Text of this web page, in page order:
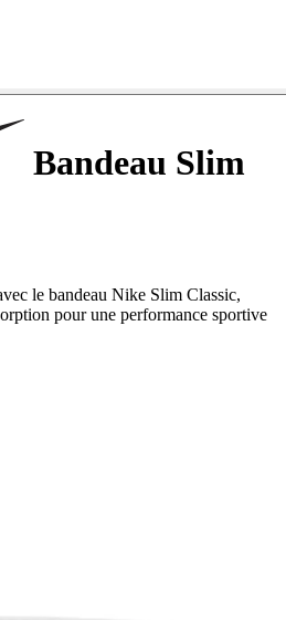
Bandeau Slim
le bandeau Nike Slim Classic,
pour une performance sportive